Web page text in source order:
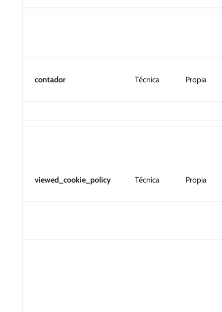
contador Técnica Propia
viewed_cookie_policy Técnica Propia